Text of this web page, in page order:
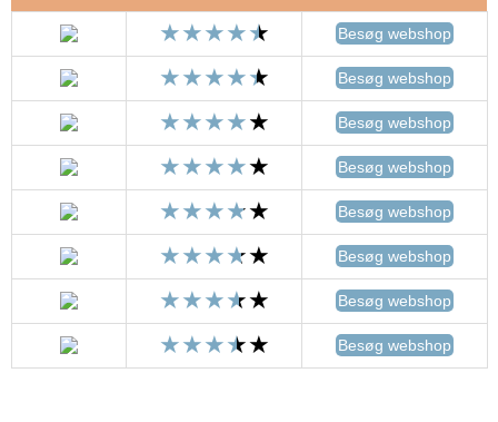
Besøg webshop
Besøg webshop
Besøg webshop
Besøg webshop
Besøg webshop
Besøg webshop
Besøg webshop
Besøg webshop